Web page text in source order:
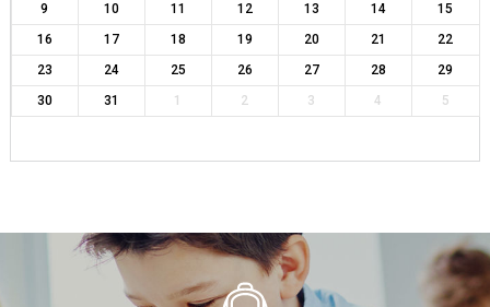
9
10 11 12 13 14
15
16
17 18 19 20 21
22
23
24 25 26 27 28
29
30
31 1 2 3 4 5